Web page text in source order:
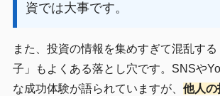
資では大事です。
また、投資の情報を集めすぎて混乱す
子」もよくある落とし穴です。SNSや
な成功体験が語られていますが、 他人の